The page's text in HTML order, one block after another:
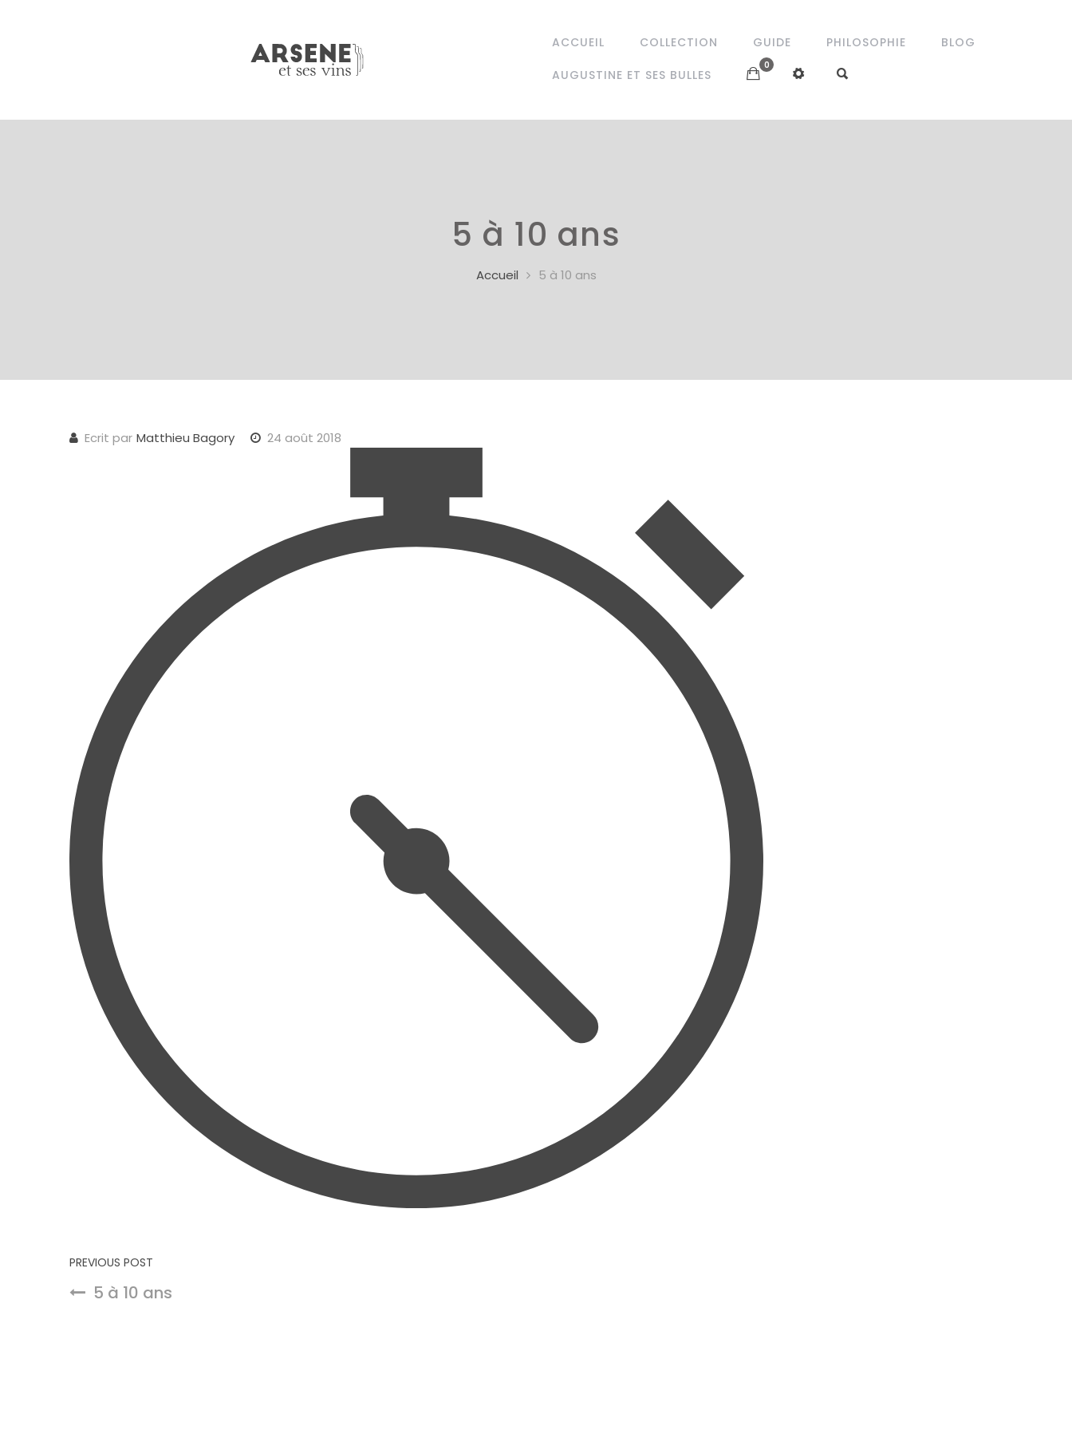
ACCUEIL COLLECTION GUIDE PHILOSOPHIE BLOG
AUGUSTINE ET SES BULLES
0
5 à 10 ans
Accueil 5 à 10 ans
Ecrit par Matthieu Bagory 24 août 2018
Navigation de l’article
PREVIOUS POST
5 à 10 ans